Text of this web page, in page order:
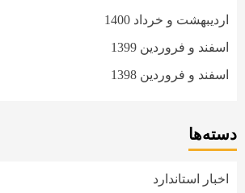
اردیبهشت و خرداد 1400
اسفند و فروردین 1399
اسفند و فروردین 1398
دسته‌ها
اخبار استاندارد